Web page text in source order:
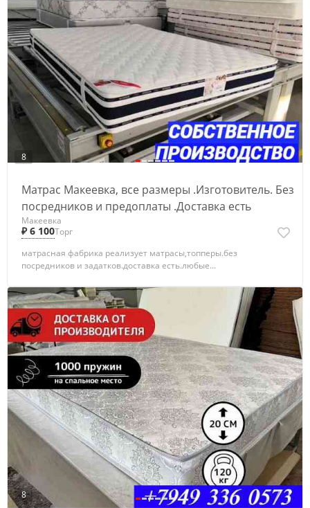
8
Матрас Макеевка, все размеры .Изготовитель. Без
посредников и предоплаты .Доставка есть
Макеевка
₽ 6 100Торг
матрасная фабрика реализует матрасы,топперы.без
посредников и задатков.доставка есть.любые...
8